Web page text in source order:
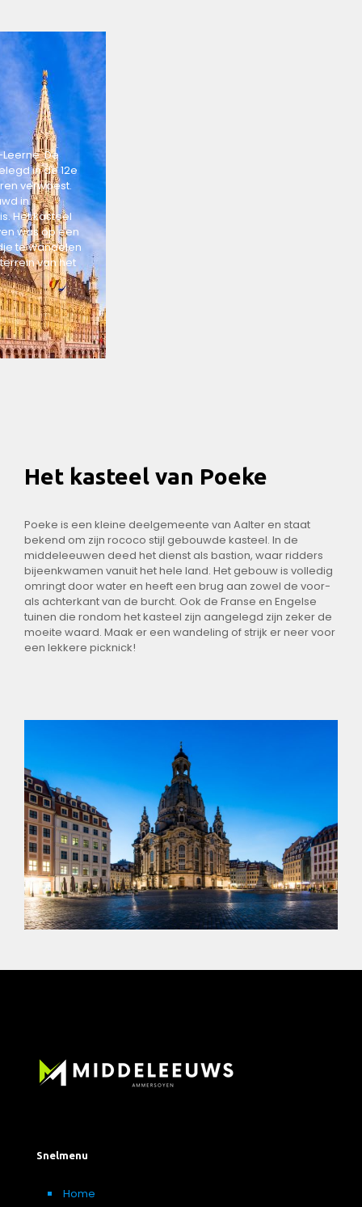
De
in de 12e
verwoest.
in
Het kasteel
was op een
te wandelen
van het
Het kasteel van Poeke
Poeke is een kleine deelgemeente van Aalter en staat
bekend om zijn rococo stijl gebouwde kasteel. In de
middeleeuwen deed het dienst als bastion, waar ridders
bijeenkwamen vanuit het hele land. Het gebouw is volledig
omringt door water en heeft een brug aan zowel de voor-
als achterkant van de burcht. Ook de Franse en Engelse
tuinen die rondom het kasteel zijn aangelegd zijn zeker de
moeite waard. Maak er een wandeling of strijk er neer voor
een lekkere picknick!
Snelmenu
Home